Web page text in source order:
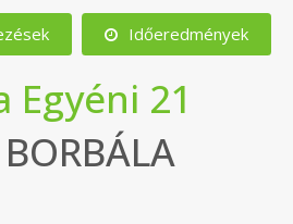
Időeredmények
Egyéni 21